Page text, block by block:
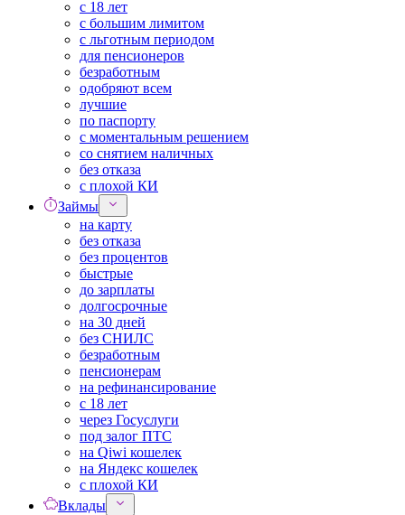
с 18 лет
с большим лимитом
с льготным периодом
для пенсионеров
безработным
одобряют всем
лучшие
по паспорту
с моментальным решением
со снятием наличных
без отказа
с плохой КИ
Займы
на карту
без отказа
без процентов
быстрые
до зарплаты
долгосрочные
на 30 дней
без СНИЛС
безработным
пенсионерам
на рефинансирование
с 18 лет
через Госуслуги
под залог ПТС
на Qiwi кошелек
на Яндекс кошелек
с плохой КИ
Вклады